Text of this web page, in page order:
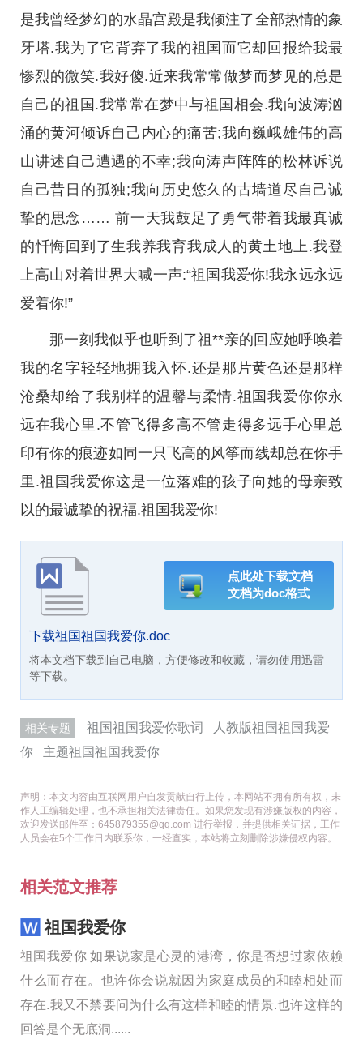
是我曾经梦幻的水晶宫殿是我倾注了全部热情的象
牙塔.我为了它背弃了我的祖国而它却回报给我最
惨烈的微笑.我好傻.近来我常常做梦而梦见的总是
自己的祖国.我常常在梦中与祖国相会.我向波涛汹
涌的黄河倾诉自己内心的痛苦;我向巍峨雄伟的高
山讲述自己遭遇的不幸;我向涛声阵阵的松林诉说
自己昔日的孤独;我向历史悠久的古墙道尽自己诚
挚的思念…… 前一天我鼓足了勇气带着我最真诚
的忏悔回到了生我养我育我成人的黄土地上.我登
上高山对着世界大喊一声:“祖国我爱你!我永远永远
爱着你!”
那一刻我似乎也听到了祖**亲的回应她呼唤着
我的名字轻轻地拥我入怀.还是那片黄色还是那样
沧桑却给了我别样的温馨与柔情.祖国我爱你你永
远在我心里.不管飞得多高不管走得多远手心里总
印有你的痕迹如同一只飞高的风筝而线却总在你手
里.祖国我爱你这是一位落难的孩子向她的母亲致
以的最诚挚的祝福.祖国我爱你!
下载祖国祖国我爱你.doc
将本文档下载到自己电脑，方便修改和收藏，请勿使用迅雷
等下载。
点此处下载文档
文档为doc格式
相关专题 祖国祖国我爱你歌词
人教版祖国祖国我爱
你
主题祖国祖国我爱你
声明：本文内容由互联网用户自发贡献自行上传，本网站不拥有所有权，未
作人工编辑处理，也不承担相关法律责任。如果您发现有涉嫌版权的内容，
欢迎发送邮件至：645879355@qq.com 进行举报，并提供相关证据，工作
人员会在5个工作日内联系你，一经查实，本站将立刻删除涉嫌侵权内容。
相关范文推荐
祖国我爱你
祖国我爱你 如果说家是心灵的港湾，你是否想过家依赖
什么而存在。也许你会说就因为家庭成员的和睦相处而
存在.我又不禁要问为什么有这样和睦的情景.也许这样的
回答是个无底洞......